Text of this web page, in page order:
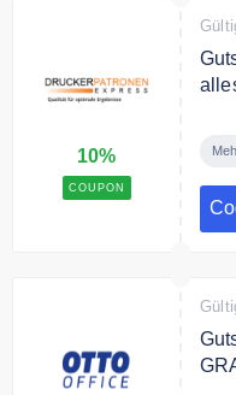
10%
COUPON